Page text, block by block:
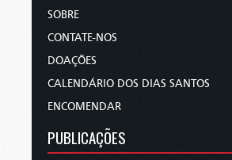
SOBRE
CONTATE-NOS
DOAÇÕES
CALENDÁRIO DOS DIAS SANTOS
ENCOMENDAR
PUBLICAÇÕES